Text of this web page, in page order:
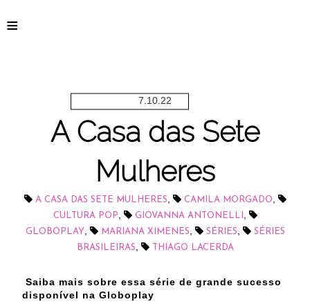
≡
7.10.22
A Casa das Sete
Mulheres
A CASA DAS SETE MULHERES, CAMILA MORGADO,
CULTURA POP, GIOVANNA ANTONELLI ,
GLOBOPLAY, MARIANA XIMENES, SÉRIES,
SÉRIES
BRASILEIRAS, THIAGO LACERDA
Saiba mais sobre essa série de grande sucesso
disponível na Globoplay